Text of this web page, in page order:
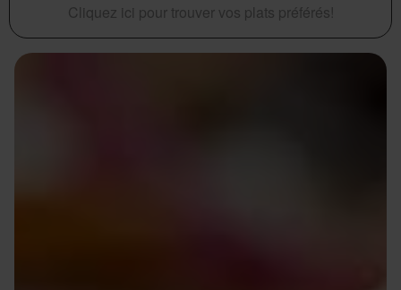
Cliquez ici pour trouver vos plats préférés!